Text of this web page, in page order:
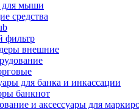
для мыши
средства
фильтр
внешние
для банка и инкассации
банкнот
и аксессуары для